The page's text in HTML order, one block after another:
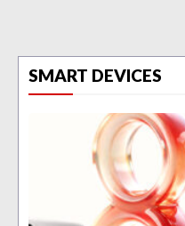
SMART DEVICES